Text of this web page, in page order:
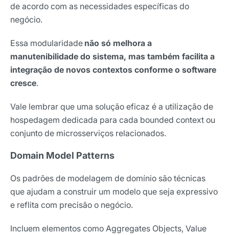
de acordo com as necessidades específicas do
negócio.
Essa modularidade não só melhora a
manutenibilidade do sistema, mas também facilita a
integração de novos contextos conforme o software
cresce.
Vale lembrar que uma solução eficaz é a utilização de
hospedagem dedicada para cada bounded context ou
conjunto de microsserviços relacionados.
Domain Model Patterns
Os padrões de modelagem de domínio são técnicas
que ajudam a construir um modelo que seja expressivo
e reflita com precisão o negócio.
Incluem elementos como Aggregates Objects, Value
Receba os melhores insights da Locaweb
digital que valem a leitura.